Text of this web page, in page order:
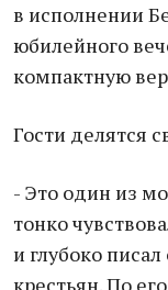
в исполнении
юбилейного
компактную
Гости делятся
- Это один из
тонко
и глубоко
крестьян. По